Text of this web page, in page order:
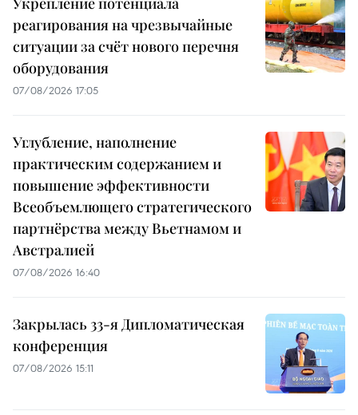
реагирования на чрезвычайные
ситуации за счёт нового перечня
оборудования
07/08/2026 17:05
Углубление, наполнение
практическим содержанием и
повышение эффективности
Всеобъемлющего стратегического
партнёрства между Вьетнамом и
Австралией
07/08/2026 16:40
Закрылась 33-я Дипломатическая
конференция
07/08/2026 15:11